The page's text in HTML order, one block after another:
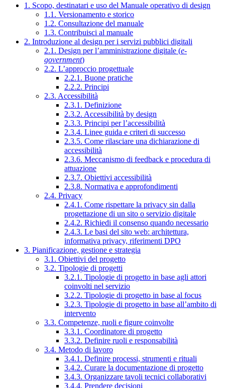
1. Scopo, destinatari e uso del Manuale operativo di design
1.1. Versionamento e storico
1.2. Consultazione del manuale
1.3. Contribuisci al manuale
2. Introduzione al design per i servizi pubblici digitali
2.1. Design per l’amministrazione digitale (e-
government)
2.2. L’approccio progettuale
2.2.1. Buone pratiche
2.2.2. Principi
2.3. Accessibilità
2.3.1. Definizione
2.3.2. Accessibilità by design
2.3.3. Principi per l’accessibilità
2.3.4. Linee guida e criteri di successo
2.3.5. Come rilasciare una dichiarazione di
accessibilità
2.3.6. Meccanismo di feedback e procedura di
attuazione
2.3.7. Obiettivi accessibilità
2.3.8. Normativa e approfondimenti
2.4. Privacy
2.4.1. Come rispettare la privacy sin dalla
progettazione di un sito o servizio digitale
2.4.2. Richiedi il consenso quando necessario
2.4.3. Le basi del sito web: architettura,
informativa privacy, riferimenti DPO
3. Pianificazione, gestione e strategia
3.1. Obiettivi del progetto
3.2. Tipologie di progetti
3.2.1. Tipologie di progetto in base agli attori
coinvolti nel servizio
3.2.2. Tipologie di progetto in base al focus
3.2.3. Tipologie di progetto in base all’ambito di
intervento
3.3. Competenze, ruoli e figure coinvolte
3.3.1. Coordinatore di progetto
3.3.2. Definire ruoli e responsabilità
3.4. Metodo di lavoro
3.4.1. Definire processi, strumenti e rituali
3.4.2. Curare la documentazione di progetto
3.4.3. Organizzare tavoli tecnici collaborativi
3.4.4. Prendere decisioni